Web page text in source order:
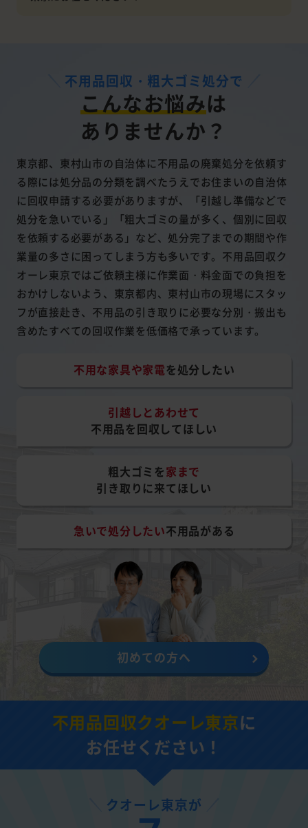
不用品回収・粗大ゴミ処分で
こんなお悩みは
ありませんか？
東京都、東村山市の自治体に不用品の廃棄処分を依頼す
る際には処分品の分類を調べたうえでお住まいの自治体
に回収申請する必要がありますが、「引越し準備などで
処分を急いでいる」「粗大ゴミの量が多く、個別に回収
を依頼する必要がある」など、処分完了までの期間や作
業量の多さに困ってしまう方も多いです。不用品回収ク
オーレ東京ではご依頼主様に作業面・料金面での負担を
おかけしないよう、東京都内、東村山市の現場にスタッ
フが直接赴き、不用品の引き取りに必要な分別・搬出も
含めたすべての回収作業を低価格で承っています。
不用な家具や家電を処分したい
引越しとあわせて
不用品を回収してほしい
粗大ゴミを家まで
引き取りに来てほしい
急いで処分したい不用品がある
初めての方へ
不用品回収クオーレ東京に
お任せください！
クオーレ東京が